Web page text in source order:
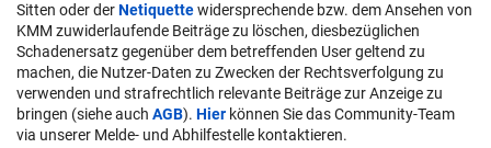
Sitten oder derNetiquettewidersprechende bzw. dem Ansehen von
KMM zuwiderlaufende Beiträge zu löschen, diesbezüglichen
Schadenersatz gegenüber dem betreffenden User geltend zu
machen, die Nutzer-Daten zu Zwecken der Rechtsverfolgung zu
verwenden und strafrechtlich relevante Beiträge zur Anzeige zu
bringen (siehe auch AGB). Hier können Sie das Community-Team
via unserer Melde- und Abhilfestelle kontaktieren.